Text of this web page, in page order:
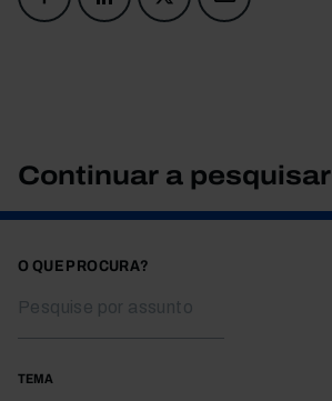
Continuar a pesquisar
O QUE PROCURA?
TEMA